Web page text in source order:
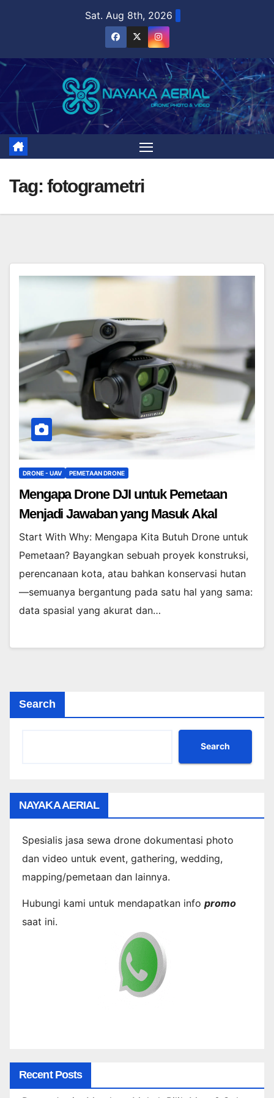
Sat. Aug 8th, 2026
Tag: fotogrametri
DRONE - UAV PEMETAAN DRONE
Mengapa Drone DJI untuk Pemetaan
Menjadi Jawaban yang Masuk Akal
Start With Why: Mengapa Kita Butuh Drone untuk
Pemetaan? Bayangkan sebuah proyek konstruksi,
perencanaan kota, atau bahkan konservasi hutan
—semuanya bergantung pada satu hal yang sama:
data spasial yang akurat dan…
Search
Search
NAYAKA AERIAL
Spesialis jasa sewa drone dokumentasi photo
dan video untuk event, gathering, wedding,
mapping/pemetaan dan lainnya.
Hubungi kami untuk mendapatkan info promo
saat ini.
Recent Posts